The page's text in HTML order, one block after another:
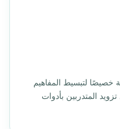
لتبسيط المفاهيم
المتدربين بأدوات